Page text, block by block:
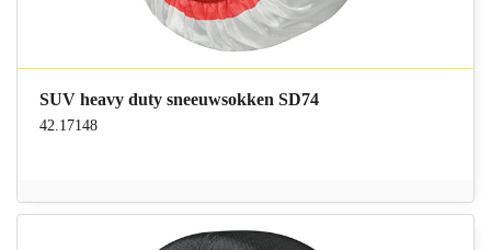
SUV heavy duty sneeuwsokken SD74
42.17148